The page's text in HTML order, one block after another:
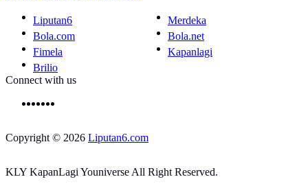
Liputan6
Merdeka
Bola.com
Bola.net
Fimela
Kapanlagi
Brilio
Connect with us
Copyright © 2026 Liputan6.com
KLY KapanLagi Youniverse All Right Reserved.